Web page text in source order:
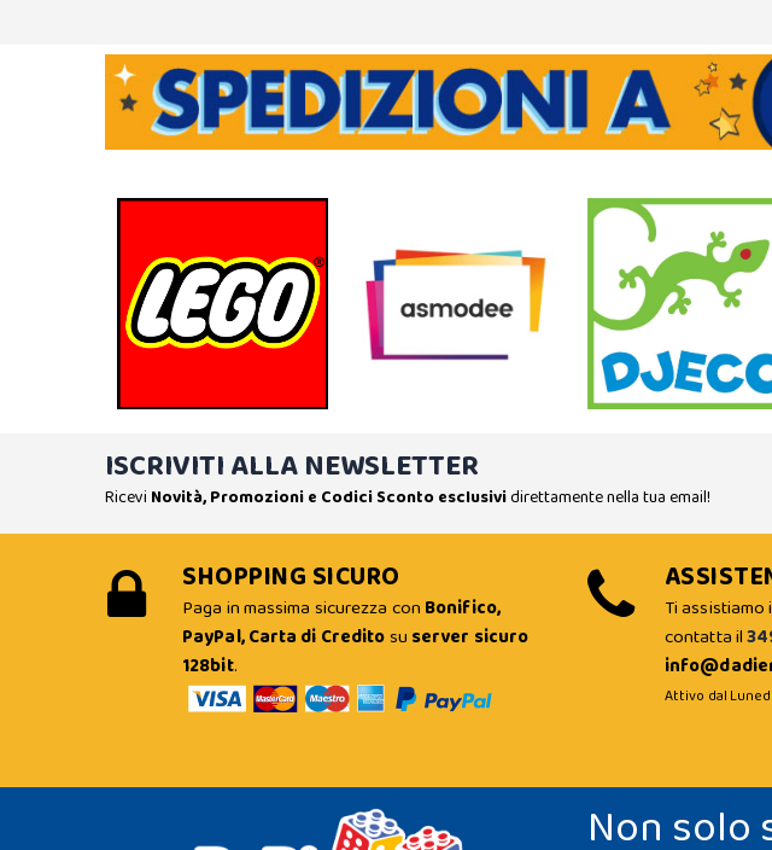
ISCRIVITI ALLA NEWSLETTER
Ricevi Novità, Promozioni e Codici Sconto esclusividirettamente nella tua email!
SHOPPING SICURO
Paga in massima sicurezza con Bonifico,
PayPal, Carta di Creditosu server sicuro
128bit.
Ti
contatta il
Attivo dal
Non solo